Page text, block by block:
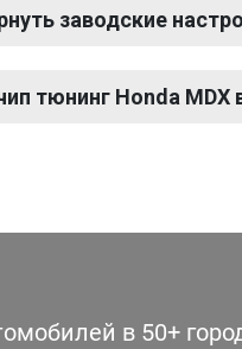
заводские
тюнинг Honda MDX
в 50+